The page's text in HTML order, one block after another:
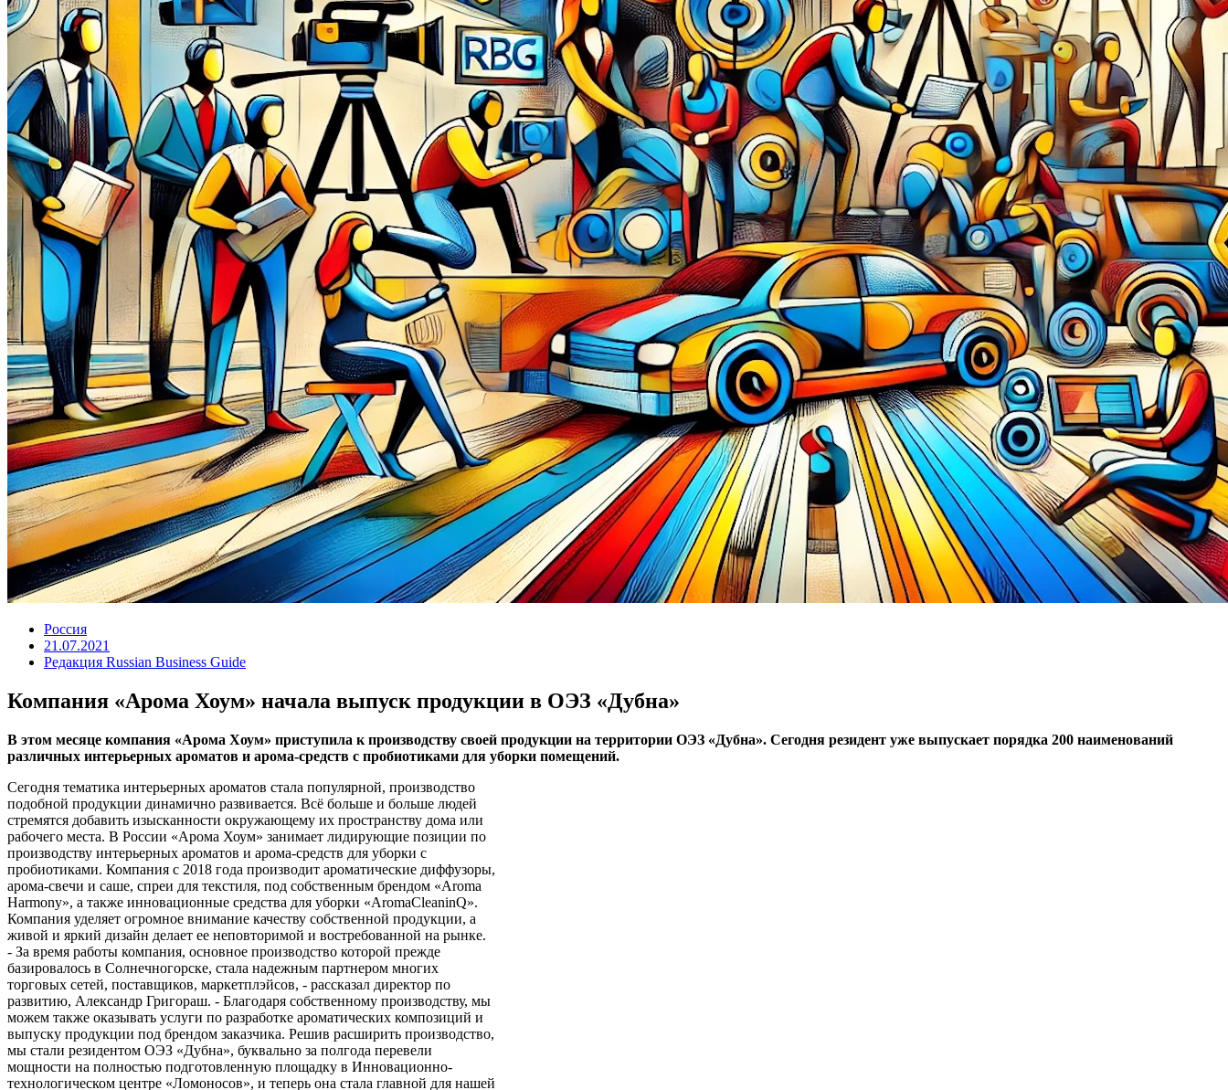
Россия
21.07.2021
Редакция Russian Business Guide
Компания «Арома Хоум» начала выпуск продукции в ОЭЗ «Дубна»
В этом месяце компания «Арома Хоум» приступила к производству своей продукции на территории ОЭЗ «Дубна». Сегодня резидент уже выпускает порядка 200 наименований
различных интерьерных ароматов и арома-средств с пробиотиками для уборки помещений.
Сегодня тематика интерьерных ароматов стала популярной, производство
подобной продукции динамично развивается. Всё больше и больше людей
стремятся добавить изысканности окружающему их пространству дома или
рабочего места. В России «Арома Хоум» занимает лидирующие позиции по
производству интерьерных ароматов и арома-средств для уборки с
пробиотиками. Компания с 2018 года производит ароматические диффузоры,
арома-свечи и саше, спреи для текстиля, под собственным брендом «Aroma
Harmony», а также инновационные средства для уборки «AromaCleaninQ».
Компания уделяет огромное внимание качеству собственной продукции, а
живой и яркий дизайн делает ее неповторимой и востребованной на рынке.
- За время работы компания, основное производство которой прежде
базировалось в Солнечногорске, стала надежным партнером многих
торговых сетей, поставщиков, маркетплэйсов, - рассказал директор по
развитию, Александр Григораш. - Благодаря собственному производству, мы
можем также оказывать услуги по разработке ароматических композиций и
выпуску продукции под брендом заказчика. Решив расширить производство,
мы стали резидентом ОЭЗ «Дубна», буквально за полгода перевели
мощности на полностью подготовленную площадку в Инновационно-
технологическом центре «Ломоносов», и теперь она стала главной для нашей